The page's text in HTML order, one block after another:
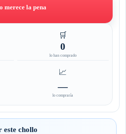
merece la pena
🛒
0
lo han comprado
📈
—
lo compraría
este chollo